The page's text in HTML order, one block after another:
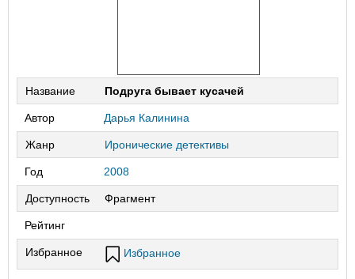
Название Подруга бывает кусачей
Автор Дарья Калинина
Жанр Иронические детективы
Год 2008
Доступность Фрагмент
Рейтинг
Избранное Избранное